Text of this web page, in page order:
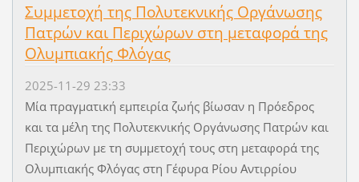
Συμμετοχή της Πολυτεκνικής Οργάνωσης
Πατρών και Περιχώρων στη μεταφορά της
Ολυμπιακής Φλόγας
2025-11-29 23:33
Μία πραγματική εμπειρία ζωής βίωσαν η Πρόεδρος
και τα μέλη της Πολυτεκνικής Οργάνωσης Πατρών και
Περιχώρων με τη συμμετοχή τους στη μεταφορά της
Ολυμπιακής Φλόγας στη Γέφυρα Ρίου Αντιρρίου